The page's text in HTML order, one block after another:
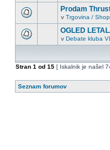
Prodam
v Trgovina / Shop
OGLED
v Debate kluba
Stran 1 od 15 [ Iskalnik je našel
Seznam forumov